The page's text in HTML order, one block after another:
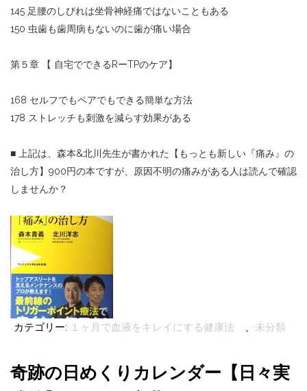
145 足腰のしびれは坐骨神経痛ではないこともある
150 虫歯も歯周病もないのに歯が痛い場合
第５章 【 自宅でできるRーTPのケア】
168 セルフでもペアでもできる簡単な方法
178 ストレッチも刺激を減らす効果がある
■ 上記は、森本&北川先生が書かれた【もっとも新しい『痛み』の
治し方】900円の本ですが、原因不明の痛みがある人は読んで確認
しませんか？
カテゴリー: １ヶ月で血液をキレイにする健康法 、 未分類
奇跡の日めくりカレンダー【日々実